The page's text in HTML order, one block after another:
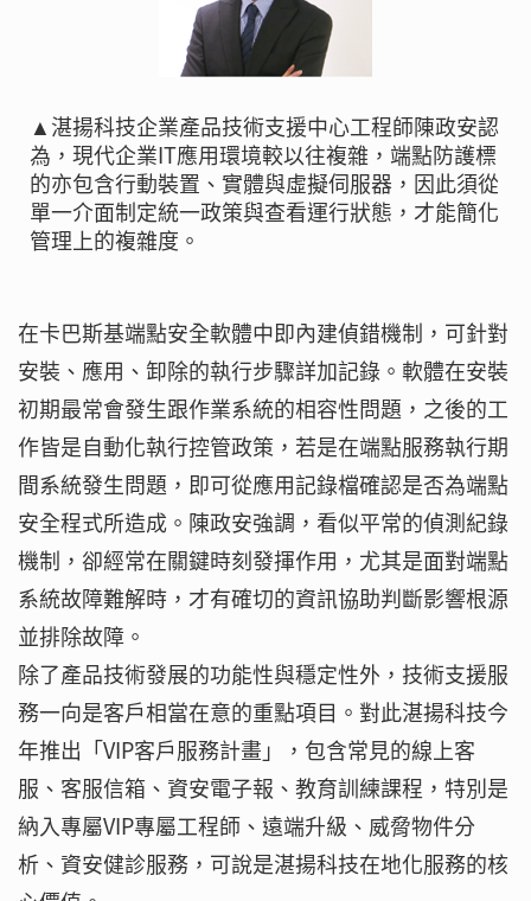
▲湛揚科技企業產品技術支援中心工程師陳政安認
為，現代企業IT應用環境較以往複雜，端點防護標
的亦包含行動裝置、實體與虛擬伺服器，因此須從
單一介面制定統一政策與查看運行狀態，才能簡化
管理上的複雜度。
在卡巴斯基端點安全軟體中即內建偵錯機制，可針對
安裝、應用、卸除的執行步驟詳加記錄。軟體在安裝
初期最常會發生跟作業系統的相容性問題，之後的工
作皆是自動化執行控管政策，若是在端點服務執行期
間系統發生問題，即可從應用記錄檔確認是否為端點
安全程式所造成。陳政安強調，看似平常的偵測紀錄
機制，卻經常在關鍵時刻發揮作用，尤其是面對端點
系統故障難解時，才有確切的資訊協助判斷影響根源
並排除故障。
除了產品技術發展的功能性與穩定性外，技術支援服
務一向是客戶相當在意的重點項目。對此湛揚科技今
年推出「VIP客戶服務計畫」，包含常見的線上客
服、客服信箱、資安電子報、教育訓練課程，特別是
納入專屬VIP專屬工程師、遠端升級、威脅物件分
析、資安健診服務，可說是湛揚科技在地化服務的核